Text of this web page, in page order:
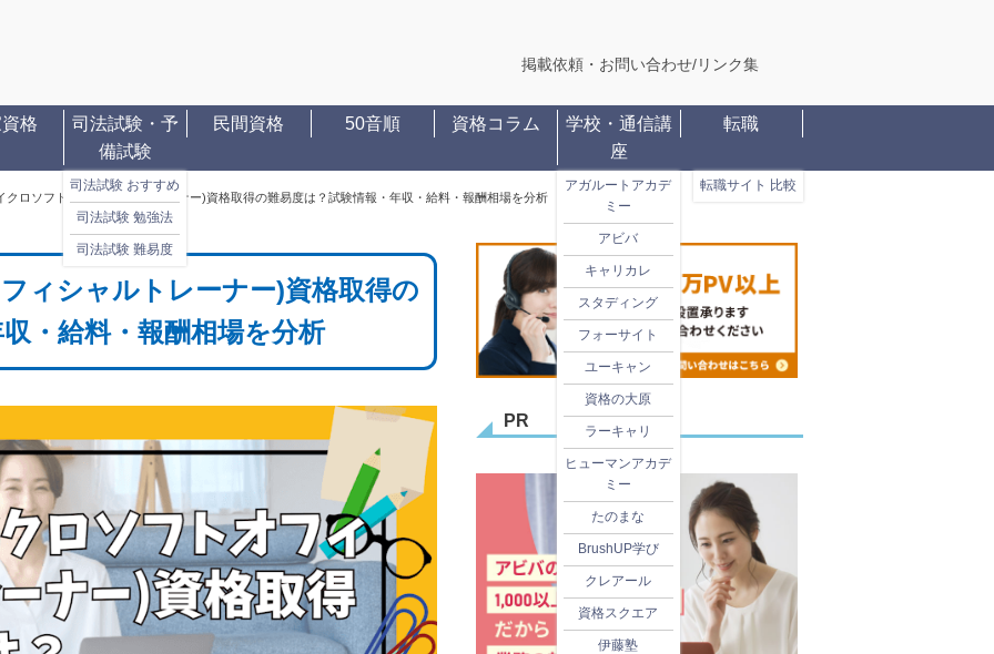
掲載依頼・お問い合わせ/リンク集
格
司法試験・予
備試験
司法試験 おすすめ
司法試験 勉強法
司法試験 難易度
民間資格 50音順 資格コラム
学校・通信講
座
アガルートアカデ
ミー
アビバ
キャリカレ
スタディング
フォーサイト
ユーキャン
資格の大原
ラーキャリ
ヒューマンアカデ
ミー
たのまな
BrushUP学び
クレアール
資格スクエア
伊藤塾
転職
転職サイト 比較
クロソフトオフィシャルトレーナー)資格取得の難易度は？試験情報・年収・給料・報酬相場を分析
ィシャルトレーナー)資格取得の
・給料・報酬相場を分析
PR